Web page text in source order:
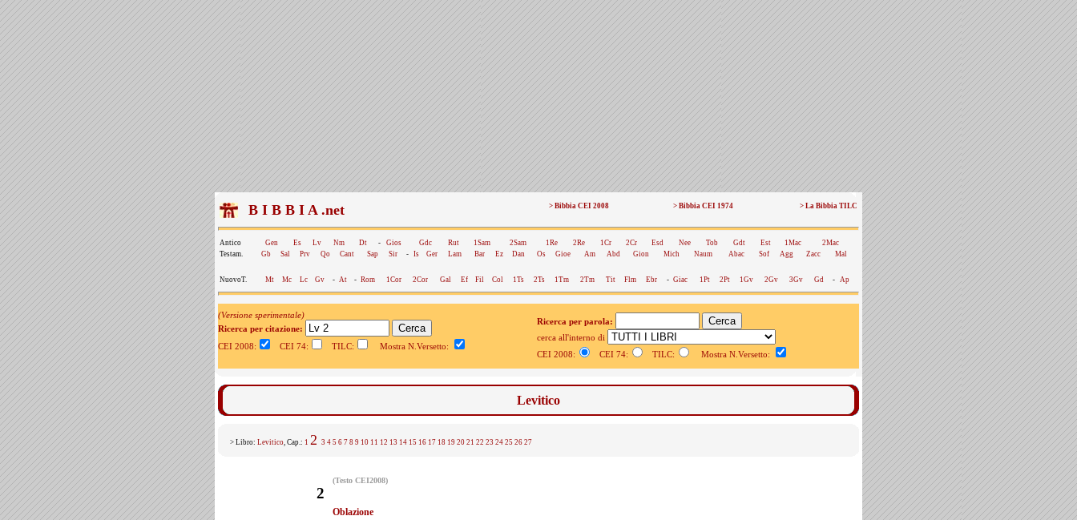
B I B B I A .net > Bibbia CEI 2008 > Bibbia CEI 1974 > La Bibbia TILC
Antico Gen Es Lv Nm Dt - Gios Gdc Rut 1Sam 2Sam 1Re 2Re 1Cr 2Cr Esd Nee Tob Gdt Est 1Mac
2Mac
Testam.
Gb Sal Prv Qo Cant Sap Sir - Is Ger Lam Bar Ez Dan Os Gioe Am Abd Gion Mich Naum Abac Sof Agg Zacc Mal
NuovoT. Mt Mc Lc Gv - At - Rom 1Cor 2Cor Gal Ef Fil Col 1Ts 2Ts 1Tm 2Tm Tit Flm Ebr - Giac 1Pt 2Pt 1Gv 2Gv 3Gv Gd - Ap
(Versione sperimentale)
Ricerca per citazione:
CEI 2008:
CEI 74: TILC: Mostra N.Versetto:
Ricerca per parola:
cerca all'interno di
CEI 2008:
CEI 74: TILC: Mostra N.Versetto:
Levitico
> Libro: Levitico, Cap.: 1 2 3 4 5 6 7 8 9 10 11 12 13 14 15 16 17 18 19 20 21 22 23 24 25 26 27
(Testo CEI2008)
2
Oblazione